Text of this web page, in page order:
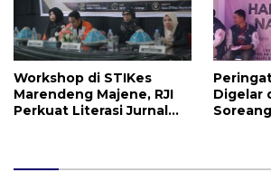
Workshop di STIKes
Marendeng Majene, RJI
Perkuat Literasi Jurnal
Digelar